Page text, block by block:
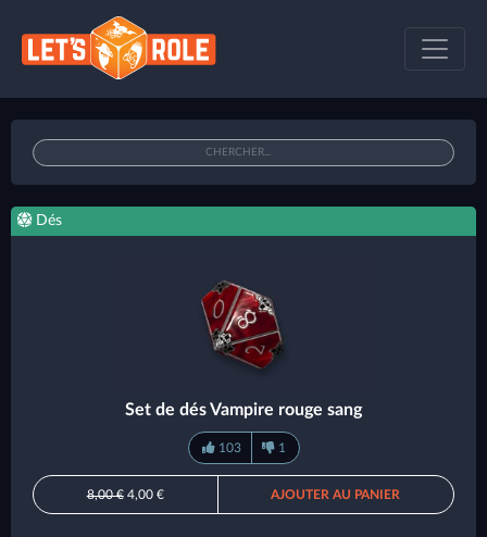
Dés
Set de dés Vampire rouge sang
103 1
8,00 €4,00 € AJOUTER AU PANIER